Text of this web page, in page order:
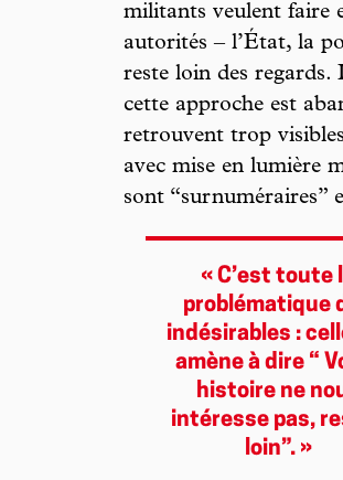
militants veulent faire
autorités – l’État, la
reste loin des regards.
cette approche est
retrouvent trop
avec mise en lumière
sont “surnuméraires”
« C’est toute
problématique
indésirables :
amène à dire “
histoire ne
intéresse pas,
loin”. »